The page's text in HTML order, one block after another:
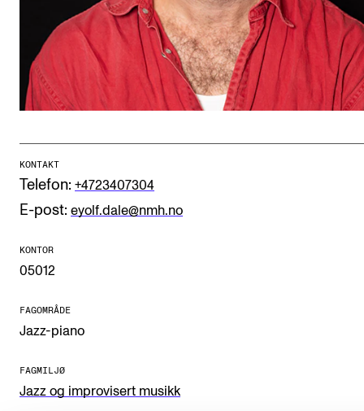
CREMAH
NordART
Prosjekter
INTERNASJONALT
Internasjonal strategi
Nettverk
IN.TUNE
AKTUELT
KONTAKT
Telefon: +4723407304
E-post: eyolf.dale@nmh.no
KONTOR
05012
FAGOMRÅDE
Jazz-piano
FAGMILJØ
Jazz og improvisert musikk